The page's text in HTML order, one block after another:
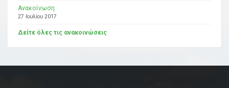
Ανακοίνωση
27 Ιουλίου 2017
Δείτε όλες τις ανακοινώσεις